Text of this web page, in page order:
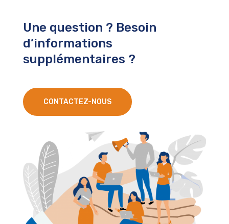
Une question ? Besoin
d’informations
supplémentaires ?
CONTACTEZ-NOUS